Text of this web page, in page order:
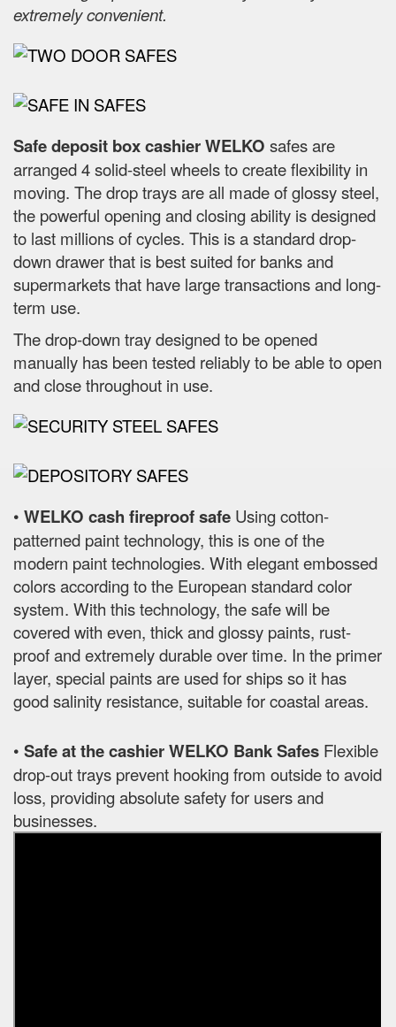
extremely convenient.
Safe deposit box cashier WELKO safes are
arranged 4 solid-steel wheels to create flexibility in
moving. The drop trays are all made of glossy steel,
the powerful opening and closing ability is designed
to last millions of cycles. This is a standard drop-
down drawer that is best suited for banks and
supermarkets that have large transactions and long-
term use.
The drop-down tray designed to be opened
manually has been tested reliably to be able to open
and close throughout in use.
• WELKO cash fireproof safe Using cotton-
patterned paint technology, this is one of the
modern paint technologies. With elegant embossed
colors according to the European standard color
system. With this technology, the safe will be
covered with even, thick and glossy paints, rust-
proof and extremely durable over time. In the primer
layer, special paints are used for ships so it has
good salinity resistance, suitable for coastal areas.
• Safe at the cashier WELKO Bank Safes Flexible
drop-out trays prevent hooking from outside to avoid
loss, providing absolute safety for users and
businesses.